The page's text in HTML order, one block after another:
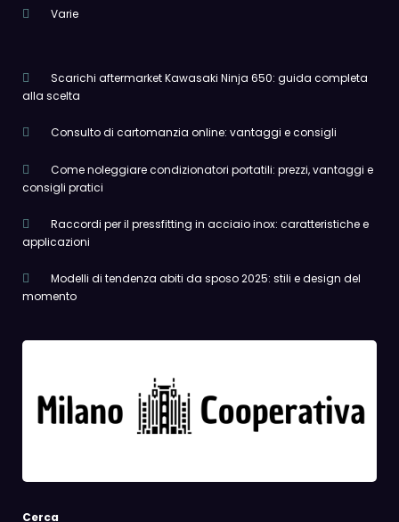
Varie
Scarichi aftermarket Kawasaki Ninja 650: guida completa
alla scelta
Consulto di cartomanzia online: vantaggi e consigli
Come noleggiare condizionatori portatili: prezzi, vantaggi e
consigli pratici
Raccordi per il pressfitting in acciaio inox: caratteristiche e
applicazioni
Modelli di tendenza abiti da sposo 2025: stili e design del
momento
Cerca